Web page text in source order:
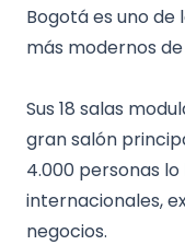
Bogotá es uno
más modernos
Sus 18 salas
gran salón
4.000 personas
internacionales,
negocios.